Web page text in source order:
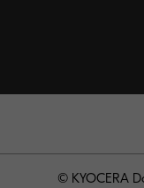
© KYOCERA